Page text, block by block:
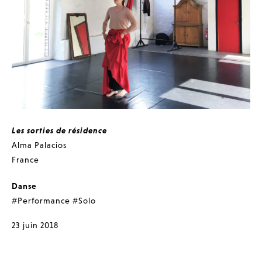
Les sorties de résidence
Alma Palacios
France
Danse
#Performance #Solo
23 juin 2018